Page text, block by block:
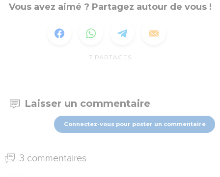
Vous avez aimé ? Partagez autour de vous !
7 PARTAGES
Laisser un commentaire
Connectez-vous pour poster un commentaire
3 commentaires